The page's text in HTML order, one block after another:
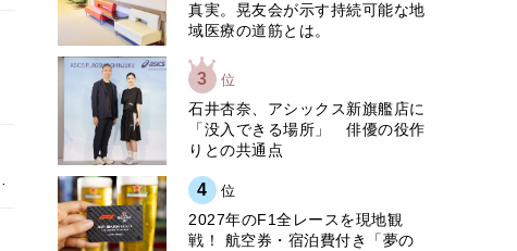
真実。晃友会が示す持続可能な地
域医療の道筋とは。
3 位
石井杏奈、アシックス新旗艦店に
「没入できる場所」 俳優の役作
りとの共通点
4 位
2027年のF1全レースを現地観
戦！ 航空券・宿泊費付き「夢の